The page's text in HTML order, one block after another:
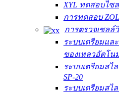
XYL ทดสอบไซ
การทดสอบ ZOL
การตรวจเซลล์
ระบบเตรียมแล
ของเหลวอัตโนมั
ระบบเตรียมสไ
SP-20
ระบบเตรียมสไ